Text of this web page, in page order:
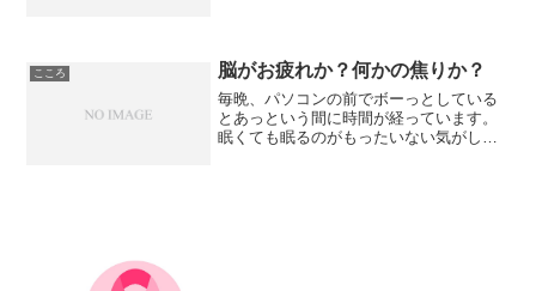
って考えるから、「あの時の...
こころ 脳がお疲れか？何かの焦りか？
毎晩、パソコンの前でボーっとしている
とあっという間に時間が経っています。
眠くても眠るのがもったいない気がし